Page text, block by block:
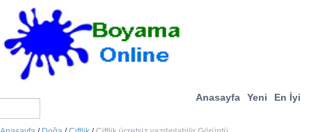
Anasayfa Yeni En İyi